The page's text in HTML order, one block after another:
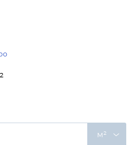
м²